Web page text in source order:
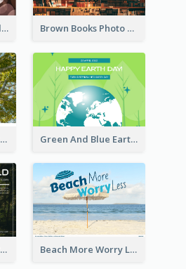
Leave a Little Sparkle Wherever You Go Postcard Brown Books Photo World Book Day Postcard
Green And White Trees Photo Earth Day Postcard Green And Blue Earth and Trees Illustrations Earth Day Postcard
Dark Green Forest Photo Earth Day Postcard Beach More Worry Less Postcard